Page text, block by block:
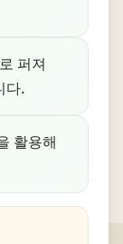
퍼져
다.
활용해